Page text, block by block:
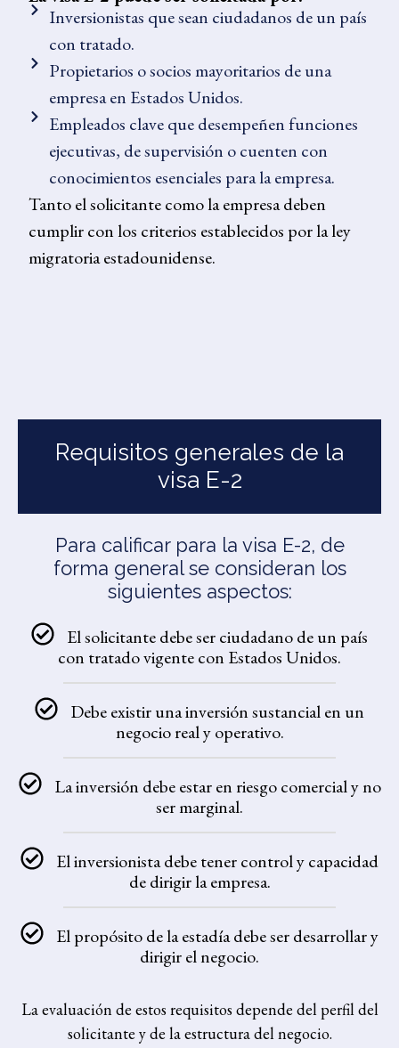
Inversionistas que sean ciudadanos de un país
con tratado.
Propietarios o socios mayoritarios de una
empresa en Estados Unidos.
Empleados clave que desempeñen funciones
ejecutivas, de supervisión o cuenten con
conocimientos esenciales para la empresa.
Tanto el solicitante como la empresa deben
cumplir con los criterios establecidos por la ley
migratoria estadounidense.
Requisitos generales de la
visa E-2
Para calificar para la visa E-2, de
forma general se consideran los
siguientes aspectos:
El solicitante debe ser ciudadano de un país
con tratado vigente con Estados Unidos.
Debe existir una inversión sustancial en un
negocio real y operativo.
La inversión debe estar en riesgo comercial y no
ser marginal.
El inversionista debe tener control y capacidad
de dirigir la empresa.
El propósito de la estadía debe ser desarrollar y
dirigir el negocio.
La evaluación de estos requisitos depende del perfil del
solicitante y de la estructura del negocio.